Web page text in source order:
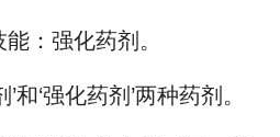
：强化药剂。
和‘强化药剂’两种药剂。